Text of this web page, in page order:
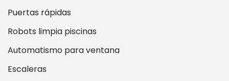
Puertas rápidas
Robots limpia piscinas
Automatismo para ventana
Escaleras